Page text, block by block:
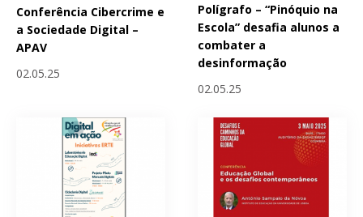
Conferência Cibercrime e
a Sociedade Digital –
APAV
02.05.25
Polígrafo – “Pinóquio na
Escola” desafia alunos a
combater a
desinformação
02.05.25